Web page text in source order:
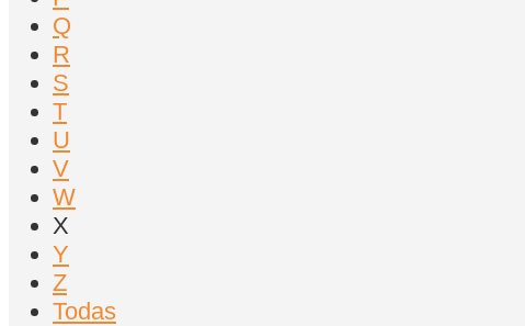
Q
R
S
T
U
V
W
X
Y
Z
Todas